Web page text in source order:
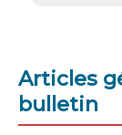
Articles
bulletin